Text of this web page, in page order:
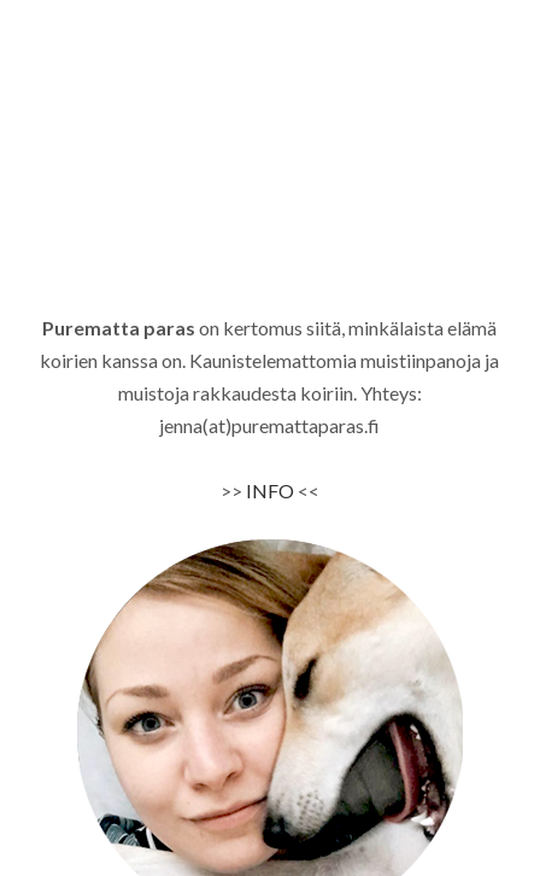
Purematta paras on kertomus siitä, minkälaista elämä
koirien kanssa on. Kaunistelemattomia muistiinpanoja ja
muistoja rakkaudesta koiriin. Yhteys:
jenna(at)puremattaparas.fi
>> INFO<<